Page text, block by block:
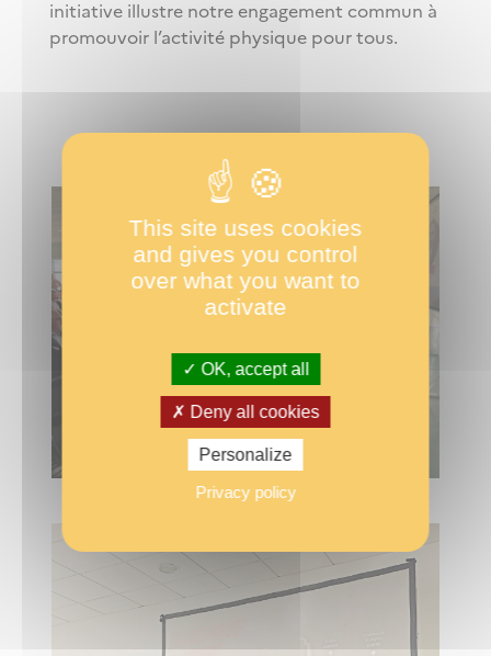
initiative illustre notre engagement commun à
promouvoir l’activité physique pour tous.
This site uses cookies
and gives you control
over what you want to
activate
OK, accept all
Deny all cookies
Personalize
Privacy policy